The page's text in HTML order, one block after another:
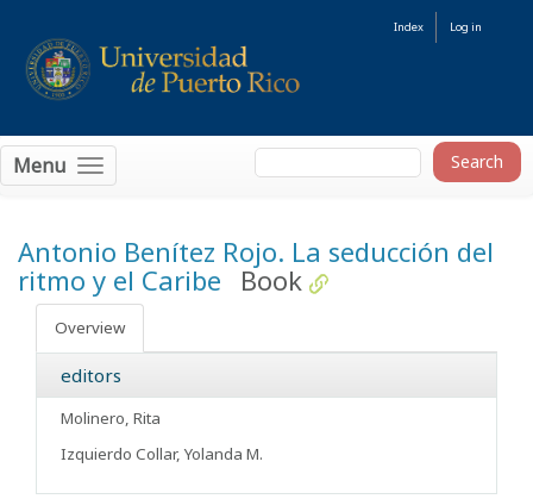
Index Log in
Menu
Antonio Benítez Rojo. La seducción del
ritmo y el Caribe
Book
Overview
editors
Molinero, Rita
Izquierdo Collar, Yolanda M.